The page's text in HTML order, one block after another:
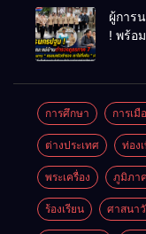
สัมภา
ข้อมูลเ
นครป
นักศึก
มหาวิ
ธรรม
ผู้การ
! พร้อ
โครงก
ครอบค
ตำรว
ทิ้งกัน
เด็กพิเ
การส
อาชีพ
การศึกษา การเมื
ต่างประเทศ ท่อง
พระเครื่อง ภูมิภา
ร้องเรียน ศาสนา